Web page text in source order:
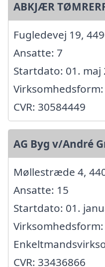
ABKJÆR
Fugledevej 19,
Ansatte: 7
Startdato: 01. maj
CVR: 30584449
AG Byg v/André
Møllestræde 4,
Ansatte: 15
Startdato: 01.
Virksomhedsform:
CVR: 33436866